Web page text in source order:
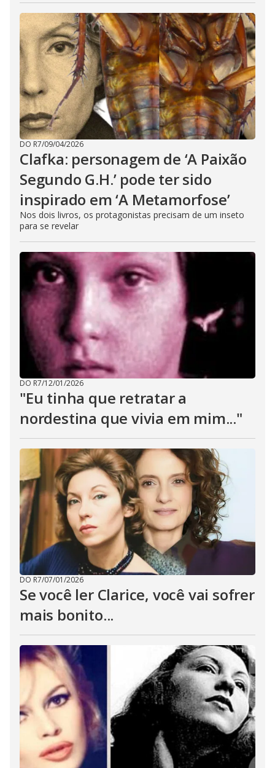
DO R7/09/04/2026
Clafka: personagem de ‘A Paixão
Segundo G.H.’ pode ter sido
inspirado em ‘A Metamorfose’
Nos dois livros, os protagonistas precisam de um inseto
para se revelar
DO R7/12/01/2026
"Eu tinha que retratar a
nordestina que vivia em mim..."
DO R7/07/01/2026
Se você ler Clarice, você vai sofrer
mais bonito...